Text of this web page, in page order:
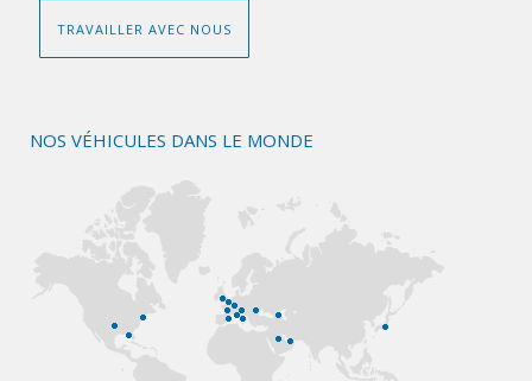
TRAVAILLER AVEC NOUS
NOS VÉHICULES DANS LE MONDE